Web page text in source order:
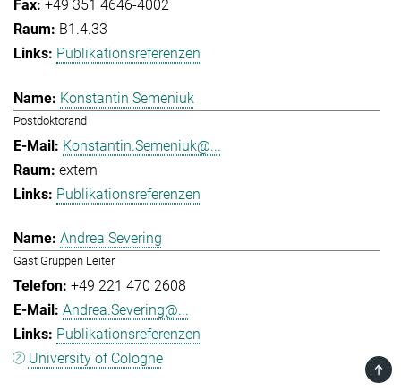
+49 351 4646-4002
B1.4.33
Publikationsreferenzen
Konstantin Semeniuk
Postdoktorand
Konstantin.Semeniuk@...
extern
Publikationsreferenzen
Andrea Severing
Gast Gruppen Leiter
+49 221 470 2608
Andrea.Severing@...
Publikationsreferenzen
University of Cologne
TOP